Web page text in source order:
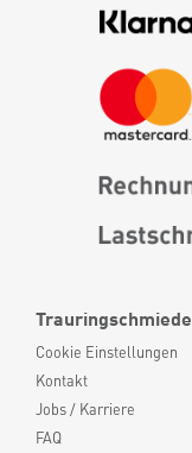
Trauringschmiede
Cookie Einstellungen
Kontakt
Jobs / Karriere
FAQ